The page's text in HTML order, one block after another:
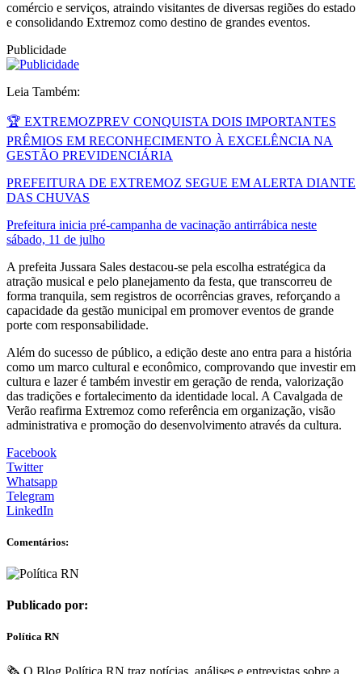
comércio e serviços, atraindo visitantes de diversas regiões do estado
e consolidando Extremoz como destino de grandes eventos.
Publicidade
Leia Também:
🏆 EXTREMOZPREV CONQUISTA DOIS IMPORTANTES
PRÊMIOS EM RECONHECIMENTO À EXCELÊNCIA NA
GESTÃO PREVIDENCIÁRIA
PREFEITURA DE EXTREMOZ SEGUE EM ALERTA DIANTE
DAS CHUVAS
Prefeitura inicia pré-campanha de vacinação antirrábica neste
sábado, 11 de julho
A prefeita Jussara Sales destacou-se pela escolha estratégica da
atração musical e pelo planejamento da festa, que transcorreu de
forma tranquila, sem registros de ocorrências graves, reforçando a
capacidade da gestão municipal em promover eventos de grande
porte com responsabilidade.
Além do sucesso de público, a edição deste ano entra para a história
como um marco cultural e econômico, comprovando que investir em
cultura e lazer é também investir em geração de renda, valorização
das tradições e fortalecimento da identidade local. A Cavalgada de
Verão reafirma Extremoz como referência em organização, visão
administrativa e promoção do desenvolvimento através da cultura.
Facebook
Twitter
Whatsapp
Telegram
LinkedIn
Comentários:
Publicado por:
Política RN
🗞️ O Blog Política RN traz notícias, análises e entrevistas sobre a